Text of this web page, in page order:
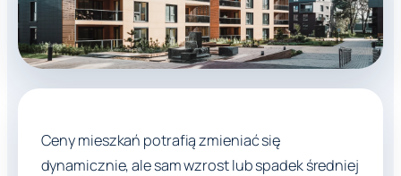
Ceny mieszkań potrafią zmieniać się
dynamicznie, ale sam wzrost lub spadek średniej